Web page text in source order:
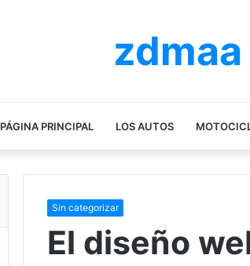
zdmaa
PÁGINA PRINCIPAL LOS AUTOS
Sin categorizar
El diseño